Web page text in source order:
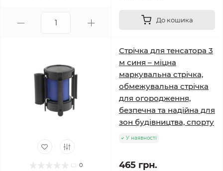
До кошика
0
Стрічка для тенсатора 3
м синя – міцна
маркувальна стрічка,
обмежувальна стрічка
для огородження,
безпечна та надійна для
зон будівництва, спорту
У наявності
465 грн.